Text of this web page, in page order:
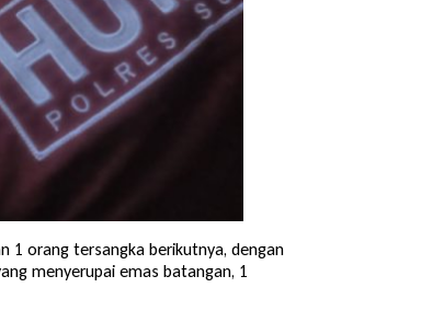
1 orang tersangka berikutnya, dengan
menyerupai emas batangan, 1